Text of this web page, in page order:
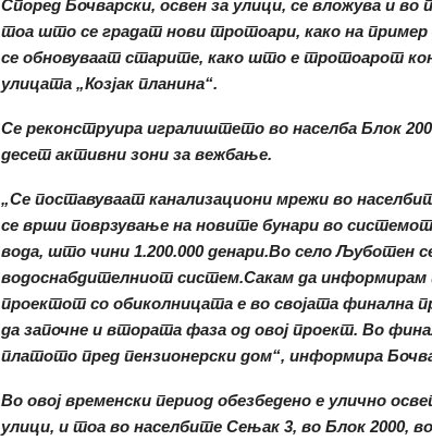
Според Бочварски, освен за улици, се вложува и
тоа што се градат нови тротоари, како на пример
се обновуваат старите, какошто е тротоарот
улицата „Козјак планина“.
Се реконструира игралиштето во населба Блок
десет активни зони за вежбање.
„Се поставуваат канализациони мрежи во
се врши поврзување на новите бунари во
вода, што чини 1.200.000 денари.Во село Љуботен
водоснабдителниот систем.Сакам да информирам
проектот со обиколницата е во својата финална
да започне и втората фаза од овој проект. Во
платото пред пензионерски дом“, информира
Во овој временски период обезбедено е улично
улици, и тоа во населбите Сењак 3, во Блок 2000,